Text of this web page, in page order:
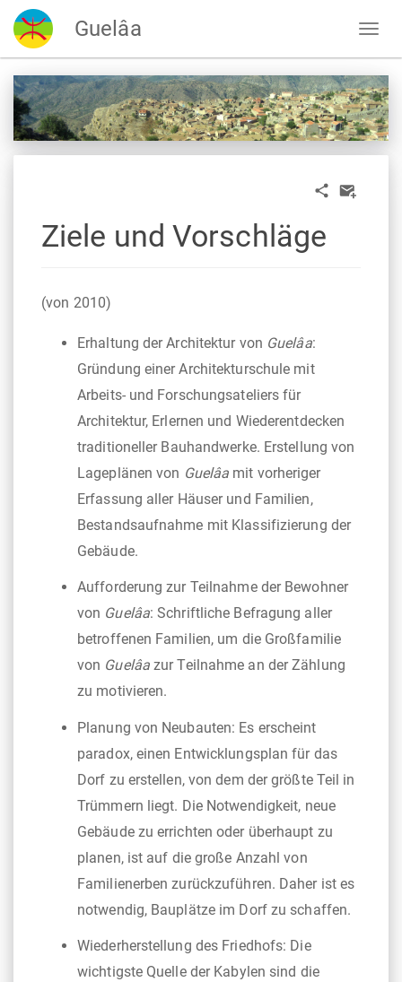
Guelâa
Ziele und Vorschläge
(von 2010)
Erhaltung der Architektur von Guelâa:
Gründung einer Architekturschule mit
Arbeits- und Forschungsateliers für
Architektur, Erlernen und Wiederentdecken
traditioneller Bauhandwerke. Erstellung von
Lageplänen von Guelâa mit vorheriger
Erfassung aller Häuser und Familien,
Bestandsaufnahme mit Klassifizierung der
Gebäude.
Aufforderung zur Teilnahme der Bewohner
von Guelâa: Schriftliche Befragung aller
betroffenen Familien, um die Großfamilie
von Guelâazur Teilnahme an der Zählung
zu motivieren.
Planung von Neubauten: Es erscheint
paradox, einen Entwicklungsplan für das
Dorf zu erstellen, von dem der größte Teil in
Trümmern liegt. Die Notwendigkeit, neue
Gebäude zu errichten oder überhaupt zu
planen, ist auf die große Anzahl von
Familienerben zurückzuführen. Daher ist es
notwendig, Bauplätze im Dorf zu schaffen.
Wiederherstellung des Friedhofs: Die
wichtigste Quelle der Kabylen sind die